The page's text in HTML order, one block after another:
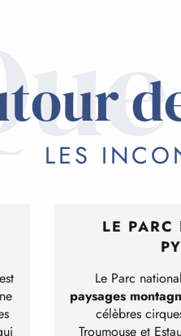
LES
LE
Le Parc
paysages
célèbres
Troumouse et